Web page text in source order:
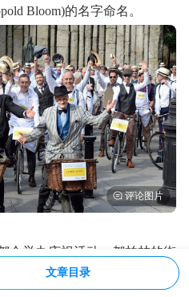
Bloom)的名字命名。
会举办庆祝活动。都柏林的街
色的模样，朗读《尤利西
年6月16日早上6点到次日凌
文章目录